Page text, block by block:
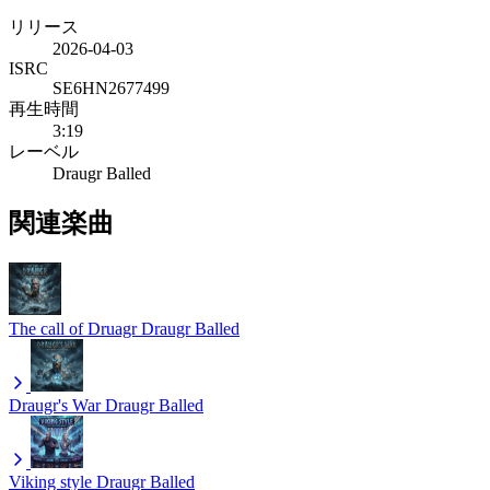
リリース
2026-04-03
ISRC
SE6HN2677499
再生時間
3:19
レーベル
Draugr Balled
関連楽曲
The call of Druagr Draugr Balled
Draugr's War Draugr Balled
Viking style Draugr Balled